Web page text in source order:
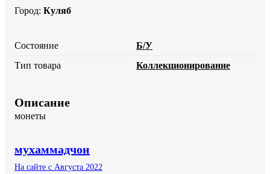
Город: Куляб
Состояние
Б/У
Тип товара
Коллекционирование
Описание
монеты
мухаммадчон
На сайте с Августа 2022